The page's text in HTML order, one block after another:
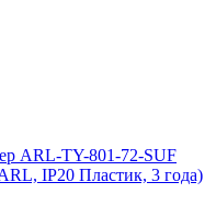
ARL-TY-801-72-SUF
IP20 Пластик, 3 года)